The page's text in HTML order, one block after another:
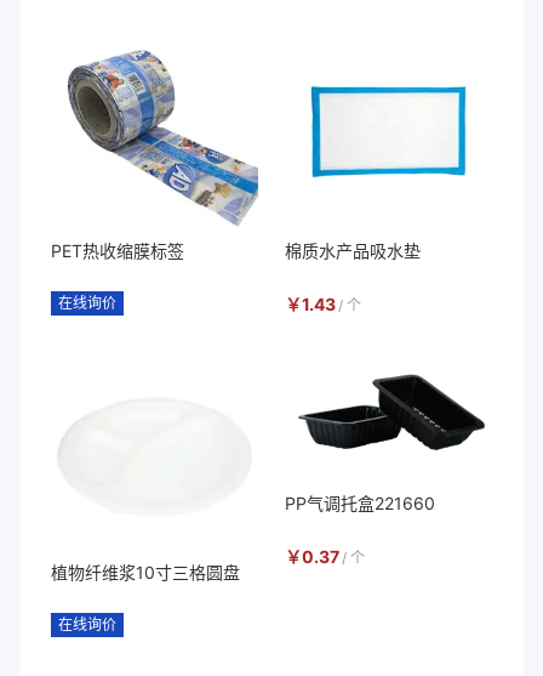
PET热收缩膜标签
在线询价
棉质水产品吸水垫
￥1.43 / 个
植物纤维浆10寸三格圆盘
在线询价
PP气调托盒221660
￥0.37 / 个